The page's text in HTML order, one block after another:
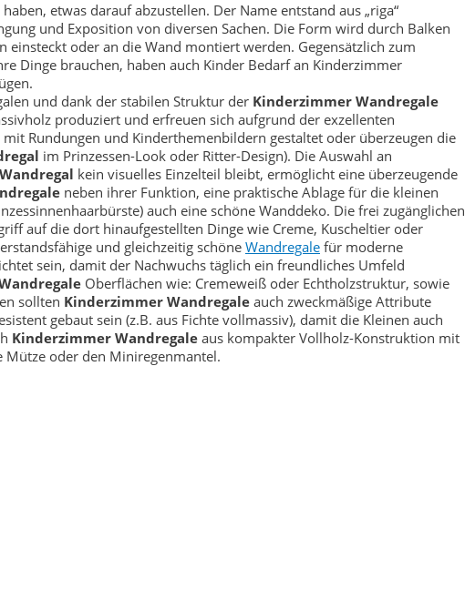
etwas darauf abzustellen. Der Name entstand aus „riga“
und Exposition von diversen Sachen. Die Form wird durch Balken
einsteckt oder an die Wand montiert werden. Gegensätzlich zum
Dinge brauchen, haben auch Kinder Bedarf an Kinderzimmer
und dank der stabilen Struktur der Kinderzimmer Wandregale
produziert und erfreuen sich aufgrund der exzellenten
Rundungen und Kinderthemenbildern gestaltet oder überzeugen die
im Prinzessen-Look oder Ritter-Design). Die Auswahl an
kein visuelles Einzelteil bleibt, ermöglicht eine überzeugende
neben ihrer Funktion, eine praktische Ablage für die kleinen
auch eine schöne Wanddeko. Die frei zugänglichen
auf die dort hinaufgestellten Dinge wie Creme, Kuscheltier oder
und gleichzeitig schöne Wandregale für moderne
sein, damit der Nachwuchs täglich ein freundliches Umfeld
Oberflächen wie: Cremeweiß oder Echtholzstruktur, sowie
sollten Kinderzimmer Wandregale auch zweckmäßige Attribute
gebaut sein (z.B. aus Fichte vollmassiv), damit die Kleinen auch
Kinderzimmer Wandregale aus kompakter Vollholz-Konstruktion mit
oder den Miniregenmantel.